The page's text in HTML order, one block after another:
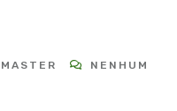
NENHUM